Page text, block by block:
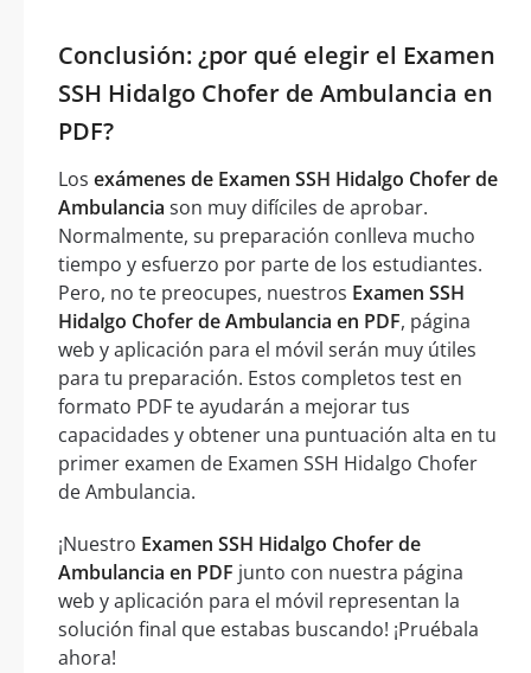
Conclusión: ¿por qué elegir el Examen
SSH Hidalgo Chofer de Ambulancia en
PDF?
Los exámenes de Examen SSH Hidalgo Chofer de
Ambulancia son muy difíciles de aprobar.
Normalmente, su preparación conlleva mucho
tiempo y esfuerzo por parte de los estudiantes.
Pero, no te preocupes, nuestros Examen SSH
Hidalgo Chofer de Ambulancia en PDF, página
web y aplicación para el móvil serán muy útiles
para tu preparación. Estos completos test en
formato PDF te ayudarán a mejorar tus
capacidades y obtener una puntuación alta en tu
primer examen de Examen SSH Hidalgo Chofer
de Ambulancia.
¡Nuestro Examen SSH Hidalgo Chofer de
Ambulancia en PDF junto con nuestra página
web y aplicación para el móvil representan la
solución final que estabas buscando! ¡Pruébala
ahora!